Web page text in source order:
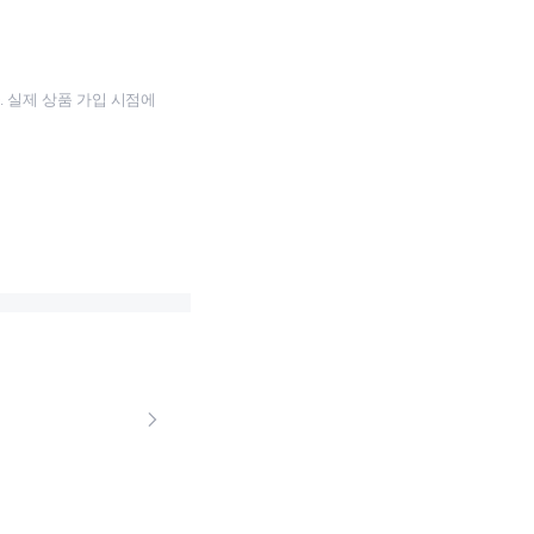
제 상품 가입 시점에